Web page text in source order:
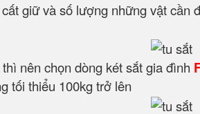
giữ và số lượng những vật
nên chọn dòng két sắt gia đình
tối thiểu 100kg trở lên